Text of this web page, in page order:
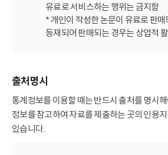
유료로 서비스하는 행위는 금지함
* 개인이 작성한 논문이 유료로 판
등재되어 판매되는 경우는 상업적
출처명시
통계정보를 이용할 때는 반드시 출처를 명시
정보를 참고하여 자료를 제출하는 곳의 인용
있습니다.